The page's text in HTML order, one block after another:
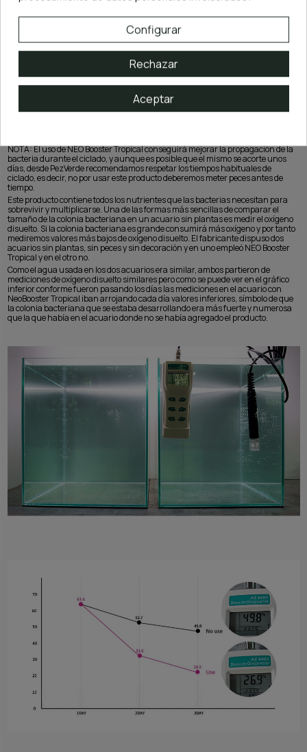
NOTA: El uso de NEO Booster Tropical conseguirá mejorar la propagación de la
bacteria durante el ciclado, y aunque es posible que el mismo se acorte unos
días, desde PezVerde recomendamos respetar los tiempos habituales de
ciclado, es decir, no por usar este producto deberemos meter peces antes de
tiempo.
Este producto contiene todos los nutrientes que las bacterias necesitan para
sobrevivir y multiplicarse. Una de las formas más sencillas de comparar el
tamaño de la colonia bacteriana en un acuario sin plantas es medir el oxígeno
disuelto. Si la colonia bacteriana es grande consumirá más oxígeno y por tanto
mediremos valores más bajos de oxígeno disuelto. El fabricante dispuso dos
acuarios sin plantas, sin peces y sin decoración y en uno empleó NEO Booster
Tropical y en el otro no.
Como el agua usada en los dos acuarios era similar, ambos partieron de
mediciones de oxígeno disuelto similares pero como se puede ver en el gráfico
inferior conforme fueron pasando los días las mediciones en el acuario con
NeoBooster Tropical iban arrojando cada día valores inferiores, símbolo de que
la colonia bacteriana que se estaba desarrollando era más fuerte y numerosa
que la que había en el acuario donde no se había agregado el producto.
Configurar
Rechazar
Aceptar